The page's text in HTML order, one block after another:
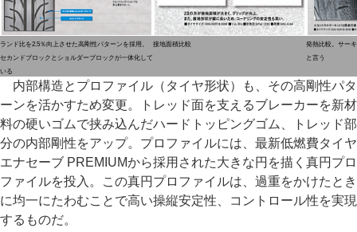
ランド比を2.5％向上させた高剛性パターンを採用。
セカンドブロックとショルダーブロックが一体化して
いる
接地面積比較
発熱比較。サー
と言う
内部構造とプロファイル（タイヤ形状）も、その高剛性パタ
ーンを活かすため変更。トレッド面を支えるブレーカーを新材
料の硬いゴムで挟み込んだハードトッピングゴム、トレッド部
分の内部剛性をアップ。プロファイルには、最新低燃費タイヤ
エナセーブ PREMIUMから採用された大きな円を描く真円プロ
ファイルを投入。この真円プロファイルは、過重をかけたとき
に均一にたわむことで高い操縦安定性、コントロール性を実現
するものだ。